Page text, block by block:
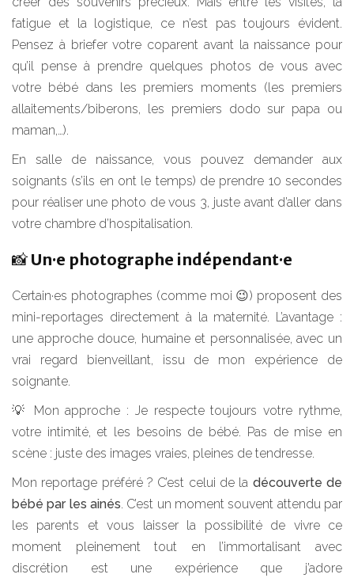
fatigue et la logistique, ce n’est pas toujours évident.
Pensez à briefer votre coparent avant la naissance pour
qu’il pense à prendre quelques photos de vous avec
votre bébé dans les premiers moments (les premiers
allaitements/biberons, les premiers dodo sur papa ou
maman,…).
En salle de naissance, vous pouvez demander aux
soignants (s’ils en ont le temps) de prendre 10 secondes
pour réaliser une photo de vous 3, juste avant d’aller dans
votre chambre d’hospitalisation.
📸 Un·e photographe indépendant·e
Certain·es photographes (comme moi 😉) proposent des
mini-reportages directement à la maternité. L’avantage :
une approche douce, humaine et personnalisée, avec un
vrai regard bienveillant, issu de mon expérience de
soignante.
💡 Mon approche : Je respecte toujours votre rythme,
votre intimité, et les besoins de bébé. Pas de mise en
scène : juste des images vraies, pleines de tendresse.
Mon reportage préféré ? C’est celui de la découverte de
bébé par les ainés. C’est un moment souvent attendu par
les parents et vous laisser la possibilité de vivre ce
moment pleinement tout en l’immortalisant avec
discrétion est une expérience que j’adore